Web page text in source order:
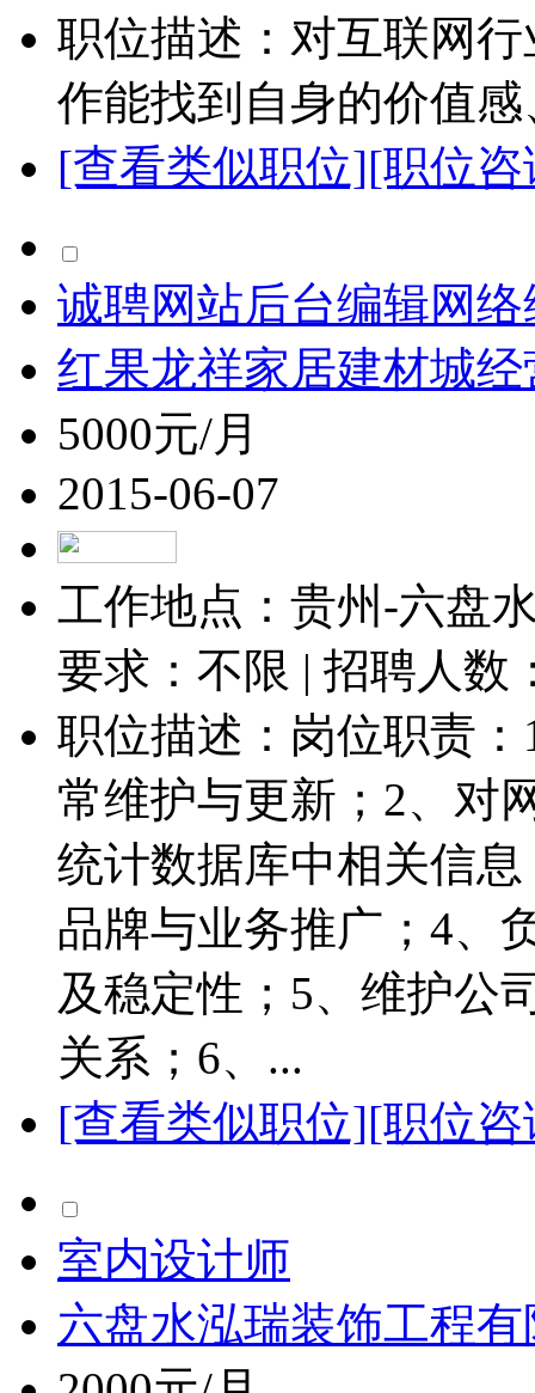
职位描述：对互联网
作能找到自身的价值
[查看类似职位][职位
诚聘网站后台编辑网
红果龙祥家居建材城经
5000元/月
2015-06-07
工作地点：贵州-六盘
要求：不限 | 招聘人数
职位描述：岗位职责
常维护与更新；2、对
统计数据库中相关信
品牌与业务推广；4、
及稳定性；5、维护公
关系；6、...
[查看类似职位][职位
室内设计师
六盘水泓瑞装饰工程